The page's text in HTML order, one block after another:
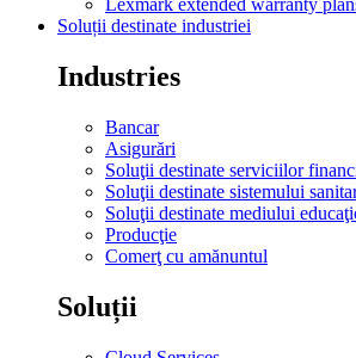
Lexmark extended warranty
Soluții destinate industriei
Industries
Bancar
Asigurări
Soluţii destinate serviciilor
Soluţii destinate sistemului
Soluţii destinate mediului
Producţie
Comerţ cu amănuntul
Soluții